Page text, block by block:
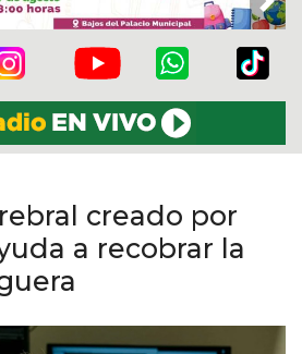
creado por
a recobrar la